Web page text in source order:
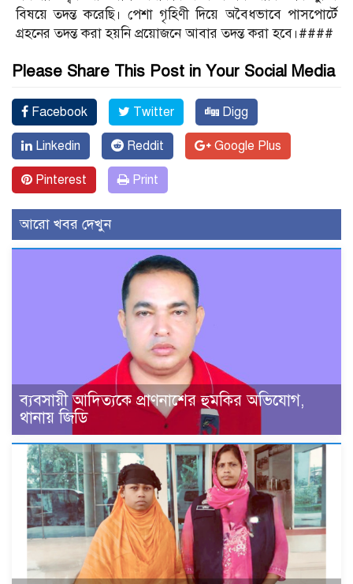
বিষয়ে তদন্ত করেছি। পেশা গৃহিণী দিয়ে অবৈধভাবে পাসপোর্টে
গ্রহনের তদন্ত করা হয়নি প্রয়োজনে আবার তদন্ত করা হবে।####
Please Share This Post in Your Social Media
Facebook Twitter Digg
Linkedin Reddit Google Plus
Pinterest Print
আরো খবর দেখুন
ব্যবসায়ী আদিত্যকে প্রাণনাশের হুমকির অভিযোগ,
থানায় জিডি